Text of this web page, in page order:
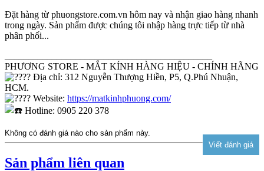
Đặt hàng từ phuongstore.com.vn hôm nay và nhận giao hàng nhanh
trong ngày. Sản phẩm được chúng tôi nhập hàng trực tiếp từ nhà
phân phối...
PHƯƠNG STORE - MẮT KÍNH HÀNG HIỆU - CHÍNH HÃNG
Địa chỉ: 312 Nguyễn Thượng Hiền, P5, Q.Phú Nhuận,
HCM.
Website: https://matkinhphuong.com/
Hotline: 0905 220 378
Không có đánh giá nào cho sản phẩm này.
Sản phẩm liên quan